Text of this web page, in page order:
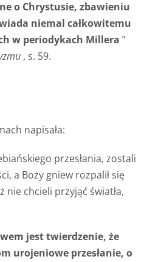
o Chrystusie, zbawieniu
niemal całkowitemu
w periodykach Millera ”
, s. 59.
napisała:
przesłania, zostali
a Boży gniew rozpalił się
nie chcieli przyjąć światła,
jest twierdzenie, że
urojeniowe przesłanie, o